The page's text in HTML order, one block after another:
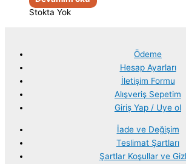
Stokta Yok
Ödeme
Hesap Ayarları
İletişim Formu
Alışveriş Sepetim
Giriş Yap / Uye ol
İade ve Değişim
Teslimat Şartları
Şartlar Koşullar ve